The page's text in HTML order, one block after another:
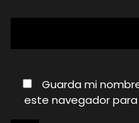
Guarda mi
este navegador